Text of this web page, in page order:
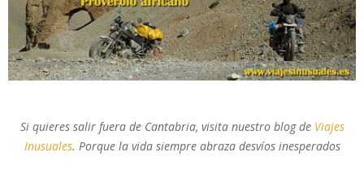
Si quieres salir fuera de Cantabria, visita nuestro blog de Viajes
Inusuales. Porque la vida siempre abraza desvíos inesperados